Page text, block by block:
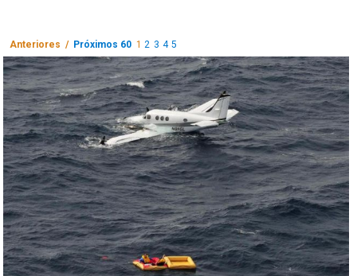
Anteriores / Próximos 60 1 2 3 4 5